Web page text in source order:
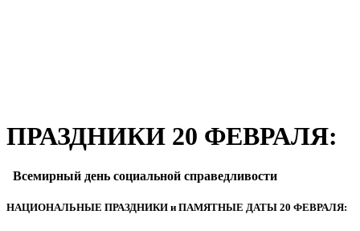
ПРАЗДНИКИ 20 ФЕВРАЛЯ:
Всемирный день социальной справедливости
НАЦИОНАЛЬНЫЕ ПРАЗДНИКИ и ПАМЯТНЫЕ ДАТЫ 20 ФЕВРАЛЯ: